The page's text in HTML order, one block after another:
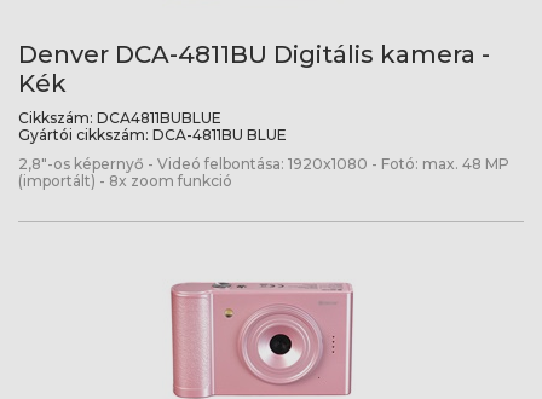
Denver DCA-4811BU Digitális kamera -
Kék
Cikkszám: DCA4811BUBLUE
Gyártói cikkszám: DCA-4811BU BLUE
2,8"-os képernyő - Videó felbontása: 1920x1080 - Fotó: max. 48 MP
(importált) - 8x zoom funkció